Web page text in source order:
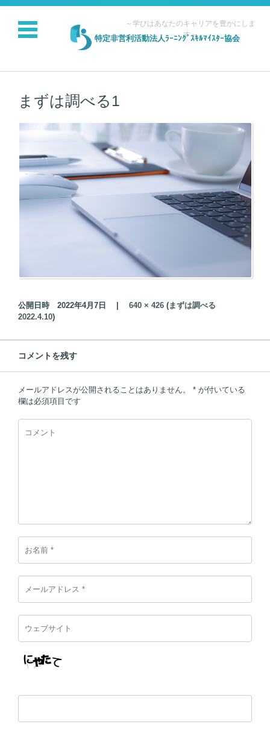
特定非営利活動法人ﾗｰﾆﾝｸﾞｽｷﾙﾏｲｽﾀｰ協会
～学びはあなたのキャリアを豊かにしま
す～
コンテンツに移動
まずは調べる1
公開日時 2022年4月7日 640 × 426 (まずは調べる
2022.4.10)
コメントを残す
メールアドレスが公開されることはありません。 * が付いている
欄は必須項目です